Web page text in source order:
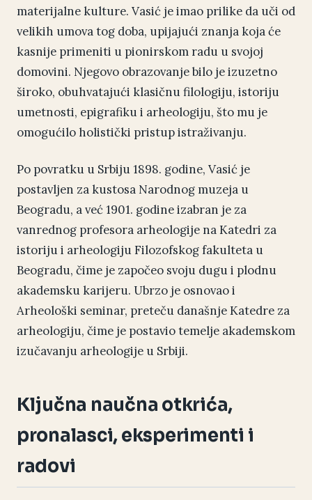
materijalne kulture. Vasić je imao prilike da uči od
velikih umova tog doba, upijajući znanja koja će
kasnije primeniti u pionirskom radu u svojoj
domovini. Njegovo obrazovanje bilo je izuzetno
široko, obuhvatajući klasičnu filologiju, istoriju
umetnosti, epigrafiku i arheologiju, što mu je
omogućilo holistički pristup istraživanju.
Po povratku u Srbiju 1898. godine, Vasić je
postavljen za kustosa Narodnog muzeja u
Beogradu, a već 1901. godine izabran je za
vanrednog profesora arheologije na Katedri za
istoriju i arheologiju Filozofskog fakulteta u
Beogradu, čime je započeo svoju dugu i plodnu
akademsku karijeru. Ubrzo je osnovao i
Arheološki seminar, preteču današnje Katedre za
arheologiju, čime je postavio temelje akademskom
izučavanju arheologije u Srbiji.
Ključna naučna otkrića,
pronalasci, eksperimenti i
radovi